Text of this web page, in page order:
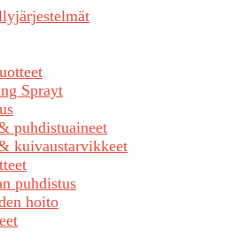
Sprayt
puhdistuaineet
kuivaustarvikkeet
puhdistus
hoito